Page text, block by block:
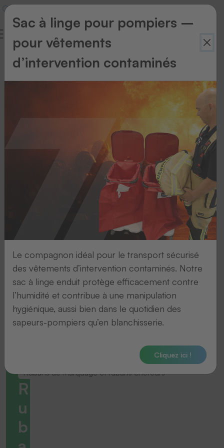
Retour
Rubans de marquage et rubans encreurs
R
u
b
Sac à linge pour pompiers –
pour vêtements
d’intervention contaminés
Le compagnon idéal pour le transport sécurisé
des vêtements d’intervention contaminés. Notre
sac à linge enduit protège efficacement contre
l’humidité et contribue à une manipulation
hygiénique, aussi bien dans le quotidien des
sapeurs-pompiers qu’en blanchisserie.
Cliquez ici !